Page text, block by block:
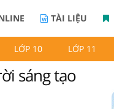
TÀI LIỆU
LỚP 10 LỚP 11
sáng tạo